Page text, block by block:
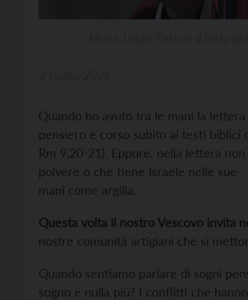
Quando ho avuto tra le mani la
pensiero è corso subito ai testi biblici
Rm 9,20-21). Eppure, nella lettera
polvere o che tiene Israele nelle sue
mani come argilla.
Questa volta il nostro Vescovo invita
nostre comunità artigiani che si
Quando sentiamo parlare di sogni
sogno e nulla più? I conflitti che